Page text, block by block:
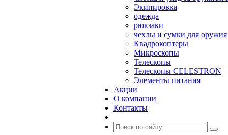
Экипировка
одежда
рюкзаки
чехлы и сумки для оружия
Квадрокоптеры
Микроскопы
Телескопы
Телескопы CELESTRON
Элементы питания
Акции
О компании
Контакты